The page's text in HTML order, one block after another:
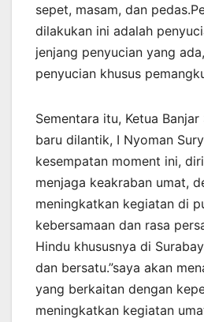
sepet, masam, dan
dilakukan ini adalah
jenjang penyucian yang
penyucian khusus
Sementara itu, Ketua
baru dilantik, I Nyoman
kesempatan moment ini,
menjaga keakraban umat,
meningkatkan kegiatan di
kebersamaan dan rasa
Hindu khususnya di
dan bersatu.”saya akan
yang berkaitan dengan
meningkatkan kegiatan